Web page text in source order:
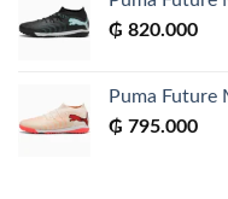
₲ 820.000
Puma Future
₲ 795.000